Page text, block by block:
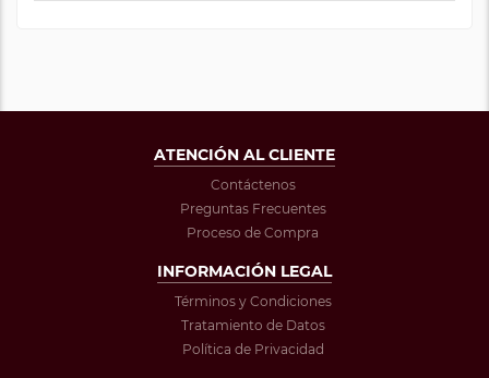
ATENCIÓN AL CLIENTE
Contáctenos
Preguntas Frecuentes
Proceso de Compra
INFORMACIÓN LEGAL
Términos y Condiciones
Tratamiento de Datos
Política de Privacidad